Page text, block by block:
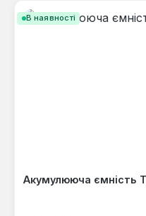
В наявності
Акумулююча ємність